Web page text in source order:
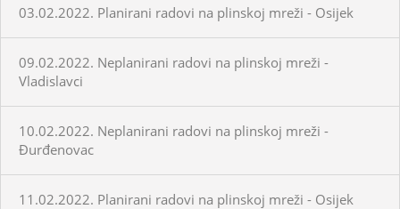
03.02.2022. Planirani radovi na plinskoj mreži - Osijek
09.02.2022. Neplanirani radovi na plinskoj mreži -
Vladislavci
10.02.2022. Neplanirani radovi na plinskoj mreži -
Đurđenovac
11.02.2022. Planirani radovi na plinskoj mreži - Osijek